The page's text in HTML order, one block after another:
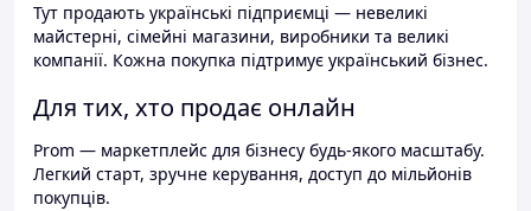
Тут продають українські підприємці — невеликі
майстерні, сімейні магазини, виробники та великі
компанії. Кожна покупка підтримує український бізнес.
Для тих, хто продає онлайн
Prom — маркетплейс для бізнесу будь-якого масштабу.
Легкий старт, зручне керування, доступ до мільйонів
покупців.